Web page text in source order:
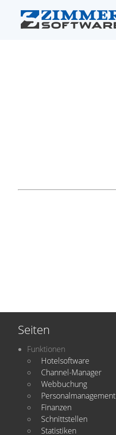
Seiten
Funktionen
Hotelsoftware
Channel-Manager
Webbuchung
Personalmanagement
Finanzen
Schnittstellen
Statistiken